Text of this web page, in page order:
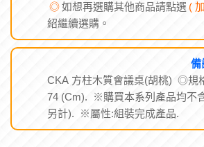
紹繼續選購。
備
CKA 方柱木質會議桌(胡桃) ◎規
74 (Cm). ※購買本系列產品均不
另計). ※屬性:組裝完成產品.